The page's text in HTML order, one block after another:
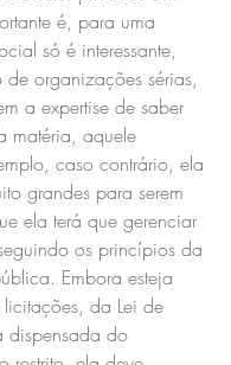
é, para uma
só é interessante,
de organizações sérias,
a expertise de saber
matéria, aquele
caso contrário, ela
grandes para serem
ela terá que gerenciar
os princípios da
Embora esteja
da Lei de
dispensada do